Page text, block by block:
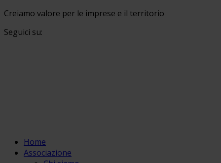
Creiamo valore per le imprese e il territorio
Seguici su:
Home
Associazione